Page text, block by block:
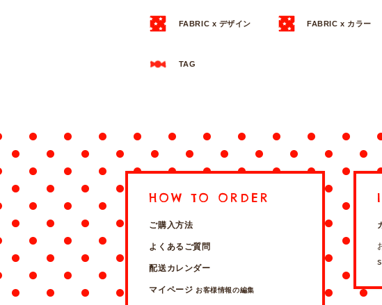
FABRIC x デザイン FABRIC x カラー
TAG
HOW TO ORDER
ご購入方法
よくあるご質問
配送カレンダー
マイページ お客様情報の編集